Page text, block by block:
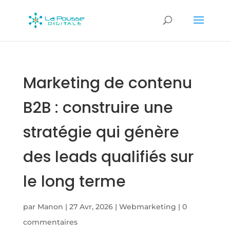
Marketing de contenu
B2B : construire une
stratégie qui génère
des leads qualifiés sur
le long terme
par Manon | 27 Avr, 2026| Webmarketing | 0
commentaires